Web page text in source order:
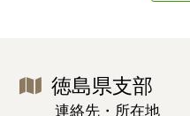
徳島県支部
連絡先・所在地